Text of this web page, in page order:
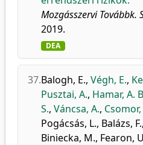
Mozgásszervi Továbbk.
2019.
DEA
37.Balogh, E., Végh, E.,
Pusztai, A., Hamar, A.
S., Váncsa, A., Csomor,
Pogácsás, L., Balázs, F.,
Biniecka, M., Fearon,